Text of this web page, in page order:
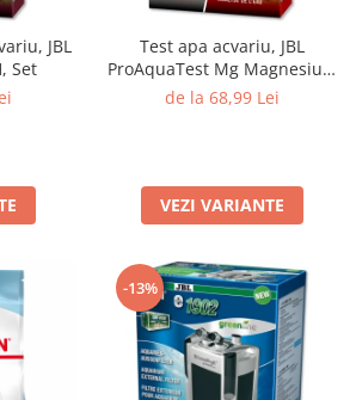
JBL
Set
Test apa acvariu, JBL
ProAquaTest Mg Magnesium
Fresh water, 66 Teste
de la 68,99 Lei
VEZI VARIANTE
-13%